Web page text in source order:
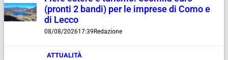
(pronti 2 bandi) per le imprese di Como e
di Lecco
08/08/202617:39 Redazione
ATTUALITÀ